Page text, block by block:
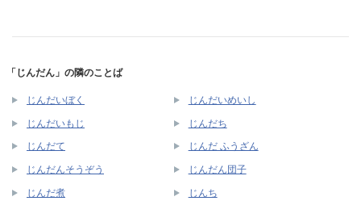
「じんだん」の隣のことば
じんだいぼく じんだいめいし
じんだいもじ じんだち
じんだて じんだ ふうざん
じんだんそうぞう じんだん団子
じんだ煮 じんち